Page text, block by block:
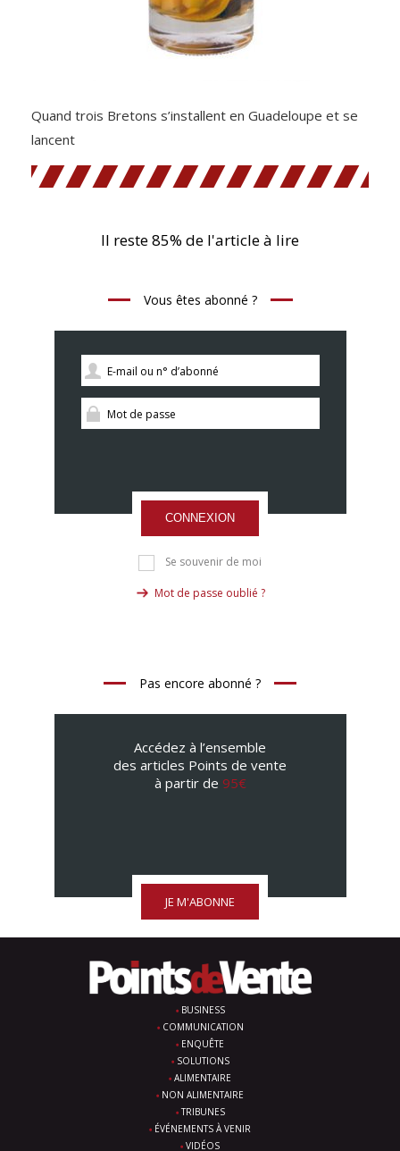
Quand trois Bretons s’installent en Guadeloupe et se
lancent
Il reste 85% de l'article à lire
Vous êtes abonné ?
CONNEXION
Se souvenir de moi
Mot de passe oublié ?
Pas encore abonné ?
Accédez à l’ensemble
des articles Points de vente
à partir de 95€
JE M'ABONNE
BUSINESS
COMMUNICATION
ENQUÊTE
SOLUTIONS
ALIMENTAIRE
NON ALIMENTAIRE
TRIBUNES
ÉVÉNEMENTS À VENIR
VIDÉOS